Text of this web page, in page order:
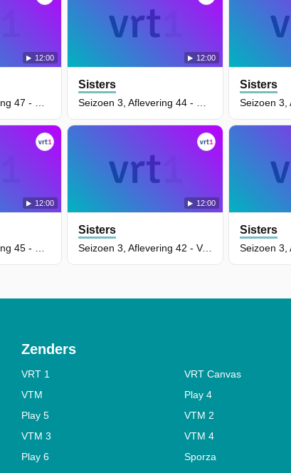
12:00
12:00
12:00
Sisters Sisters
12:00
Sisters
Seizoen 3, Aflevering 42 - Vervangsister
Sisters
Zenders
VRT 1
VRT Canvas
VTM
Play 4
Play 5
VTM 2
VTM 3
VTM 4
Play 6
Sporza